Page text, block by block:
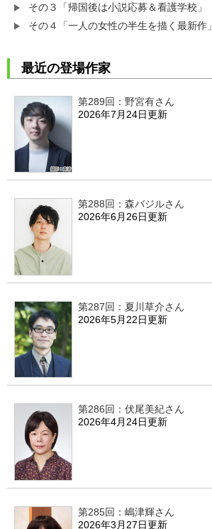
その３「帰国後は小説応募＆看護学校」
その４「一人の女性の半生を描く最新作」
最近の登場作家
第289回：野宮有さん
2026年7月24日更新
第288回：森バジルさん
2026年6月26日更新
第287回：夏川草介さん
2026年5月22日更新
第286回：伏尾美紀さん
2026年4月24日更新
第285回：嶋津輝さん
2026年3月27日更新